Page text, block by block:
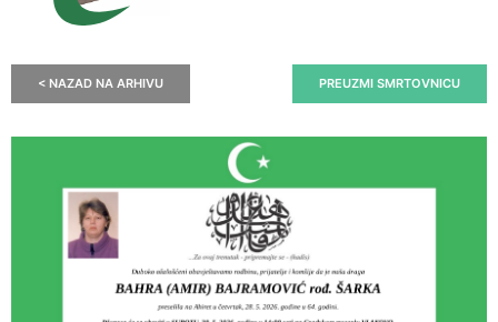
< NAZAD NA ARHIVU PREUZMI SMRTOVNICU